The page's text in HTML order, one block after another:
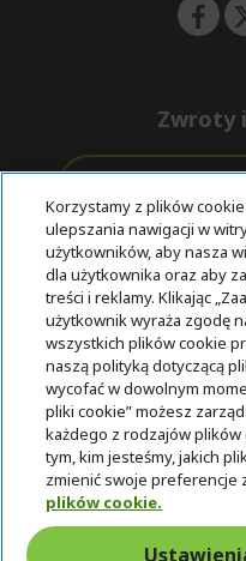
Zwroty
Darmowa
ekspresowa
dostawa
© 2025 Acer Inc.
Firma CPYou BV jest
usług oferowanych w tym
Korzystamy z plików
ulepszania nawigacji w
użytkowników, aby nasza
dla użytkownika oraz aby
treści i reklamy. Klikając
użytkownik wyraża zgodę
wszystkich plików cookie
naszą polityką dotyczącą
wycofać w dowolnym
pliki cookie” możesz
każdego z rodzajów plików
tym, kim jesteśmy, jakich
zmienić swoje preferencje
plików cookie.